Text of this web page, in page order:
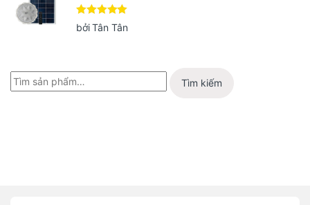
Được xếp
hạng 55
bởi Tân Tân
Tìm kiếm